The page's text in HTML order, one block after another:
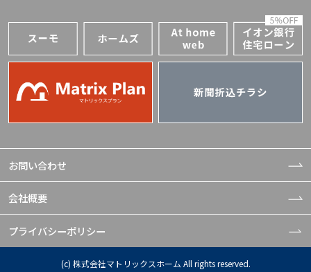
お問い合わせ
会社概要
プライバシーポリシー
(c) 株式会社マトリックスホーム All rights reserved.